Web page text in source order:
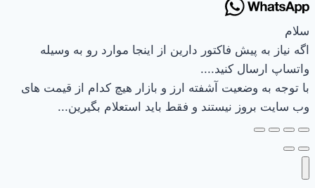
سلام
اگه نیاز به پیش فاکتور دارین از اینجا موارد رو به وسیله
واتساپ ارسال کنید....
با توجه به وضعیت آشفته ارز و بازار هیچ کدام از قیمت های
وب سایت بروز نیستند و فقط باید استعلام بگیرین...